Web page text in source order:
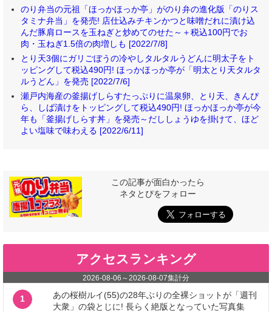
のり弁当の元祖「ほっかほっか亭」がのり弁の進化版「のりス
タミナ弁当」を発売! 店仕込みチキンかつと味噌だれに漬け込
んだ豚肩ロースを玉ねぎと炒めてのせた～＋税込100円でお
肉・玉ねぎ1.5倍の肉増しも [2022/7/8]
とり天3個にガリごぼうの冷やしタルタルうどんに明太子をト
ッピングして税込490円! ほっかほっか亭が「明太とり天タルタ
ルうどん」を発売 [2022/7/6]
瀬戸内海産の釜揚げしらすたっぷりに温泉卵、とり天、きんぴ
ら、しば漬けをトッピングして税込490円! ほっかほっか亭が今
年も「釜揚げしらす丼」を発売～だししょうゆを掛けて、ほど
よい塩味で味わえる [2022/6/11]
この記事が面白かったら
ネタとぴをフォロー
アクセスランキング
2026-08-06 ～ 2026-08-07集計分
1
あの桜樹ルイ(55)の28年ぶりの全裸ショットが「週刊
大衆」の袋とじに! 長らく絶版となっていた写真集